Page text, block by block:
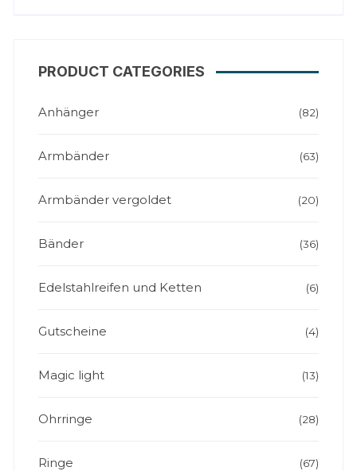
PRODUCT CATEGORIES
Anhänger (82)
Armbänder (63)
Armbänder vergoldet (20)
Bänder (36)
Edelstahlreifen und Ketten (6)
Gutscheine (4)
Magic light (13)
Ohrringe (28)
Ringe (67)